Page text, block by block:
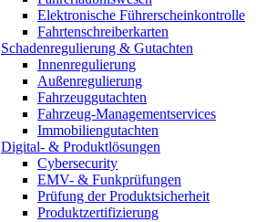
Elektronische Führerscheinkontrolle
Fahrtenschreiberkarten
Schadenregulierung & Gutachten
Innenregulierung
Außenregulierung
Fahrzeuggutachten
Fahrzeug-Managementservices
Immobiliengutachten
Digital- & Produktlösungen
Cybersecurity
EMV- & Funkprüfungen
Prüfung der Produktsicherheit
Produktzertifizierung